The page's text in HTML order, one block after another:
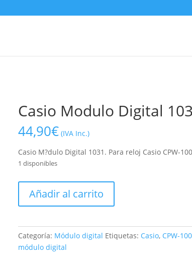
Casio Modulo Digital
44,90€ (IVA Inc.)
Casio M?dulo Digital 1031. Para reloj Casio CPW-100
1 disponibles
Modulo
Digital
cantidad
Añadir al carrito
Categoría: Módulo digital Etiquetas: Casio, CPW-100
módulo digital